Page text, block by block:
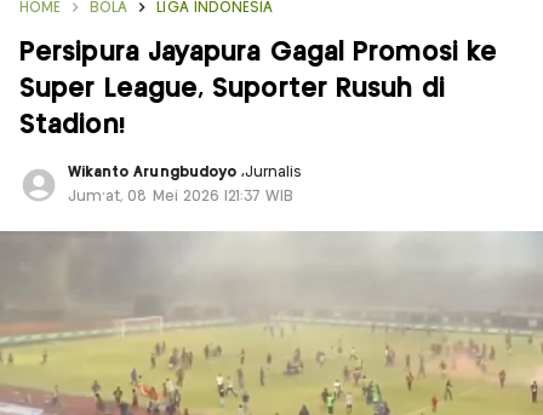
HOME BOLA LIGA INDONESIA
Persipura Jayapura Gagal Promosi ke
Super League, Suporter Rusuh di
Stadion!
Wikanto Arungbudoyo ,Jurnalis
Jum'at, 08 Mei 2026 |21:37 WIB